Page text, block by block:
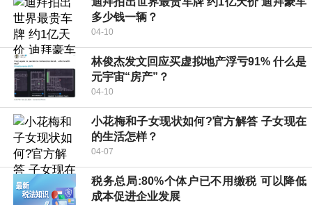
多少钱一辆？
04-10
林俊杰发文回应买虚拟地产浮亏91% 什么是
元宇宙“房产”？
04-10
小花梅和子女现状如何?官方解答 子女现在
的生活怎样？
04-07
税务总局:80%个体户已不用缴税 可以降低
成本促进企业发展